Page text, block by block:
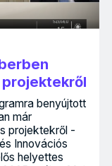
benyújtott
már
projektekről -
Innovációs
helyettes